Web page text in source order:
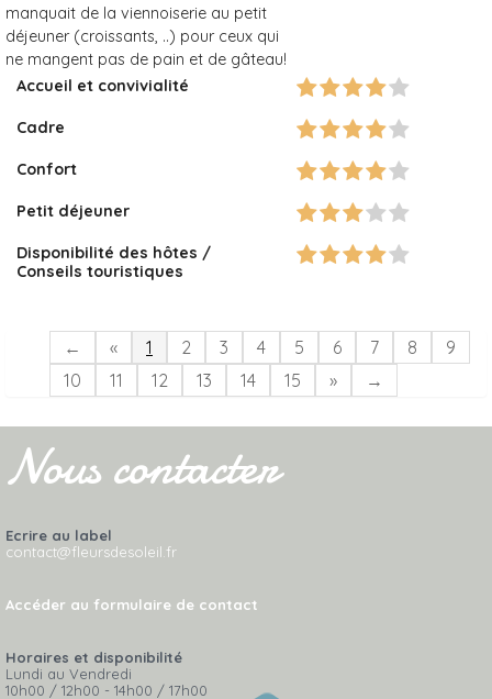
manquait de la viennoiserie au petit
déjeuner (croissants, ..) pour ceux qui
ne mangent pas de pain et de gâteau!
Accueil et convivialité
Cadre
Confort
Petit déjeuner
Disponibilité des hôtes /
Conseils touristiques
← « 1 2 3 4 5 6 7 8
9
10
11 12 13 14 15 » →
Nous contacter
Ecrire au label
contact@fleursdesoleil.fr
Accéder au formulaire de contact
Horaires et disponibilité
Lundi au Vendredi
10h00 / 12h00 - 14h00 / 17h00